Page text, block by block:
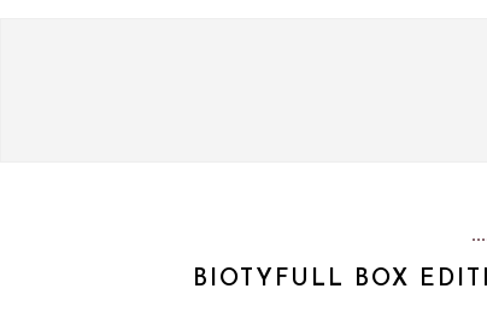
BIOTYFULL BOX